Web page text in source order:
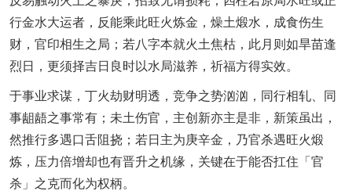
行金水大运者，反能乘此旺火炼金，燥土煅水，成食伤生
财，官印相生之局；若八字本就火土焦枯，此月则如旱苗逢
烈日，更须择吉日良时以水局滋养，祈福方得实效。
于事业求谋，丁火劫财明透，竞争之势汹汹，同行相轧、同
事龃龉之事常有；未土伤官，主创新亦主是非，新策虽出，
然推行多遇口舌阻挠；若日主为庚辛金，乃官杀遇旺火煅
炼，压力倍增却也有晋升之机缘，关键在于能否扛住「官
杀」之克而化为权柄。